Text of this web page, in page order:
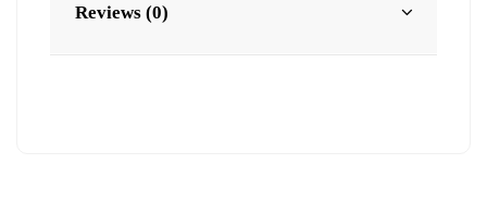
Reviews (0)